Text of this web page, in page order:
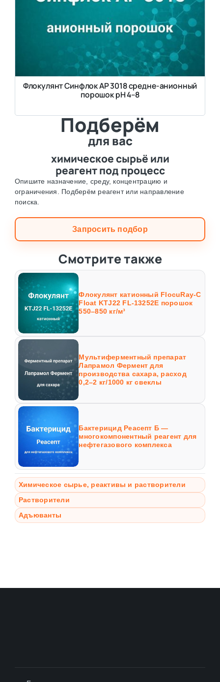
Флокулянт Синфлок АP 3018 средне-анионный
порошок pH 4–8
Подберём
для вас
химическое сырьё или
реагент под процесс
Опишите назначение, среду, концентрацию и
ограничения. Подберём реагент или направление
поиска.
Запросить подбор
Смотрите также
Флокулянт катионный FlocuRay-C
Float KTJ22 FL-13252E порошок
550–850 кг/м³
Мультиферментный препарат
Лапрамол Фермент для
производства сахара, расход
0,2–2 кг/1000 кг свеклы
Бактерицид Реасепт Б —
многокомпонентный реагент для
нефтегазового комплекса
Химическое сырье, реактивы и растворители
Растворители
Адъюванты